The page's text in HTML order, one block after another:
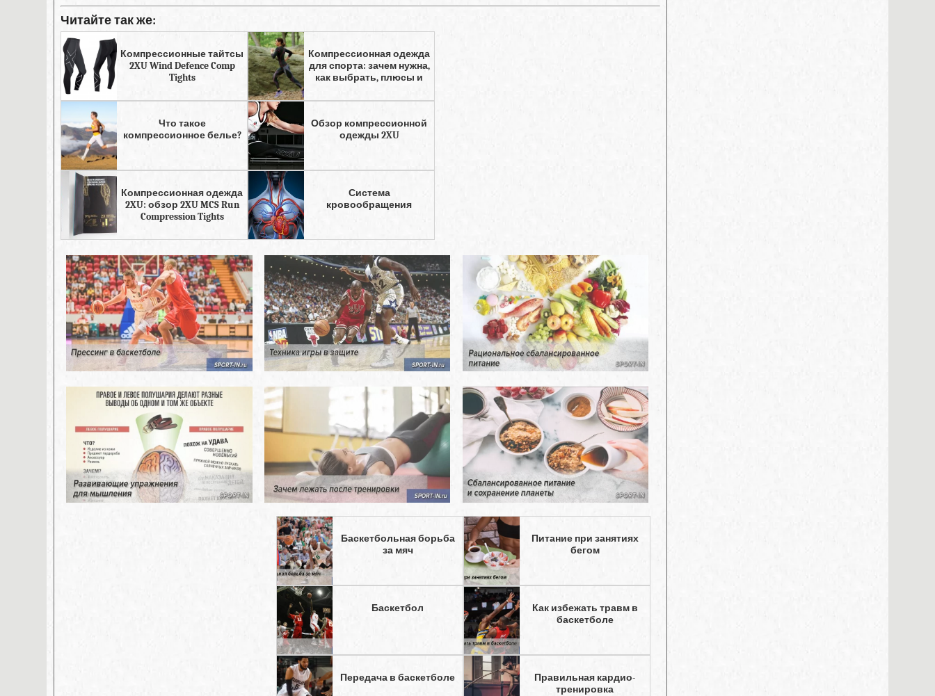
Читайте так же:
Компрессионные тайтсы
2XU Wind Defence Comp
Tights
Компрессионная одежда
для спорта: зачем нужна,
как выбрать, плюсы и
Что такое
компрессионное белье?
Обзор компрессионной
одежды 2XU
Компрессионная одежда
2XU: обзор 2XU MCS Run
Compression Tights
Система
кровообращения
Баскетбольная борьба
за мяч
Питание при занятиях
бегом
Баскетбол
Как избежать травм в
баскетболе
Передача в баскетболе
Правильная кардио-
тренировка